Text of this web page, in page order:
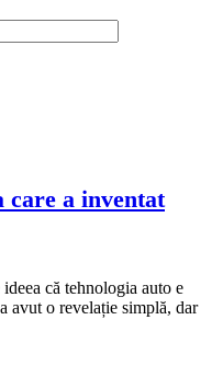
care a inventat
că tehnologia auto e
avut o revelație simplă, dar